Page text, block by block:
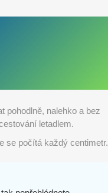
pohodlně, nalehko a bez
letadlem.
se počítá každý centimetr.